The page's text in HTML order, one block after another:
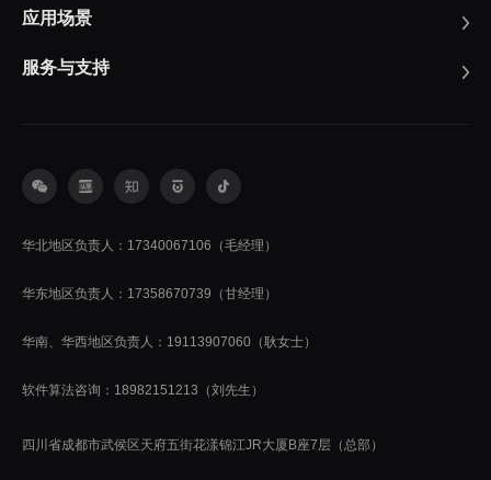
应用场景
服务与支持
华北地区负责人：17340067106（毛经理）
华东地区负责人：17358670739（甘经理）
华南、华西地区负责人：19113907060（耿女士）
软件算法咨询：18982151213（刘先生）
四川省成都市武侯区天府五街花漾锦江JR大厦B座7层（总部）